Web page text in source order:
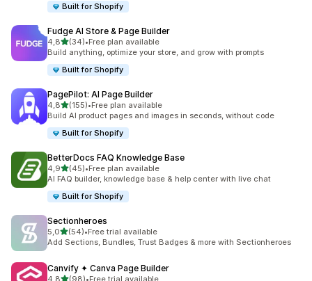
Built for Shopify
Fudge AI Store & Page Builder
4,8av 5 stjerner
(34)
Totalt 34 omtaler
•Free plan available
Build anything, optimize your store, and grow with prompts
Built for Shopify
PagePilot: AI Page Builder
4,8av 5 stjerner
(155)
Totalt 155 omtaler
•Free plan available
Build AI product pages and images in seconds, without code
Built for Shopify
BetterDocs FAQ Knowledge Base
4,9av 5 stjerner
(45)
Totalt 45 omtaler
•Free plan available
AI FAQ builder, knowledge base & help center with live chat
Built for Shopify
Sectionheroes
5,0av 5 stjerner
(54)
Totalt 54 omtaler
•Free trial available
Add Sections, Bundles, Trust Badges & more with Sectionheroes
Canvify ✦ Canva Page Builder
4,8av 5 stjerner
(98)•Free trial available